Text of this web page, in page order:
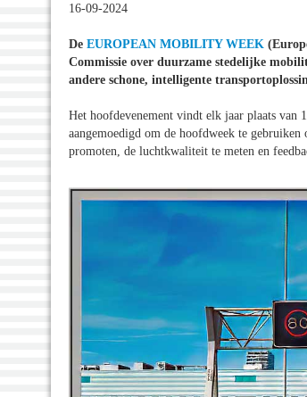
16-09-2024
De EUROPEAN MOBILITY WEEK
Commissie over duurzame stedelijke
andere schone, intelligente
Het hoofdevenement vindt elk jaar plaats van
aangemoedigd om de hoofdweek te
promoten, de luchtkwaliteit te meten en